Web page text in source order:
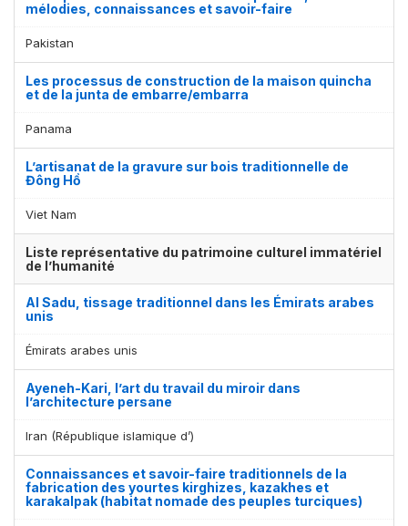
Affichage par
mélodies, connaissances et savoir-faire
Pakistan
Les processus de construction de la maison quincha
et de la junta de embarre/embarra
Panama
L’artisanat de la gravure sur bois traditionnelle de
Đông Hồ
Viet Nam
Liste représentative du patrimoine culturel immatériel
de l’humanité
Al Sadu, tissage traditionnel dans les Émirats arabes
unis
Émirats arabes unis
Ayeneh-Kari, l’art du travail du miroir dans
l’architecture persane
Iran (République islamique d’)
Connaissances et savoir-faire traditionnels de la
fabrication des yourtes kirghizes, kazakhes et
karakalpak (habitat nomade des peuples turciques)